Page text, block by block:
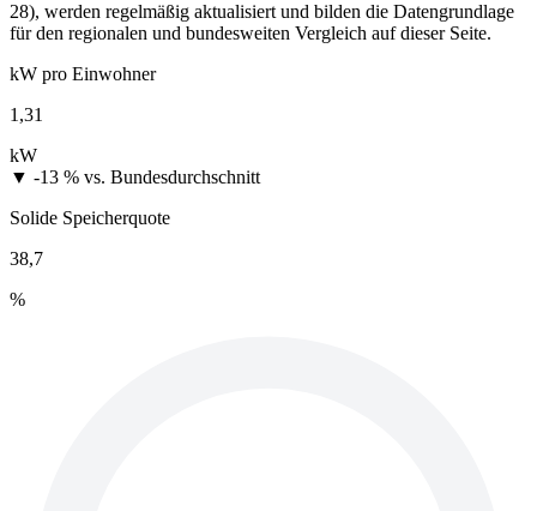
28), werden regelmäßig aktualisiert und bilden die Datengrundlage
für den regionalen und bundesweiten Vergleich auf dieser Seite.
kW pro Einwohner
1,31
kW
▼ -13 % vs. Bundesdurchschnitt
Solide Speicherquote
38,7
%